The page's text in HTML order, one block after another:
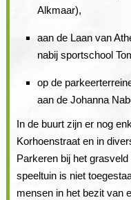
Alkmaar),
aan de Laan van
nabij sportschool
op de
aan de Johanna
In de buurt zijn er nog
Korhoenstraat en in
Parkeren bij het
speeltuin is niet
mensen in het bezit van